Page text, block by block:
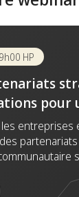
9h00 HP
pour
entreprises
et